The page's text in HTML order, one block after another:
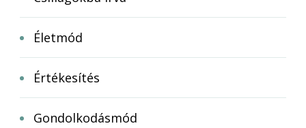
Életmód
Értékesítés
Gondolkodásmód